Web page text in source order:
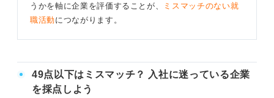
うかを軸に企業を評価することが、
ミスマッチのない就
職活動につながります。
49点以下はミスマッチ？ 入社に迷っている企業
を採点しよう